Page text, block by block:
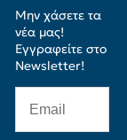
Μην χάσετε τα
νέα μας!
Εγγραφείτε στο
Newsletter!